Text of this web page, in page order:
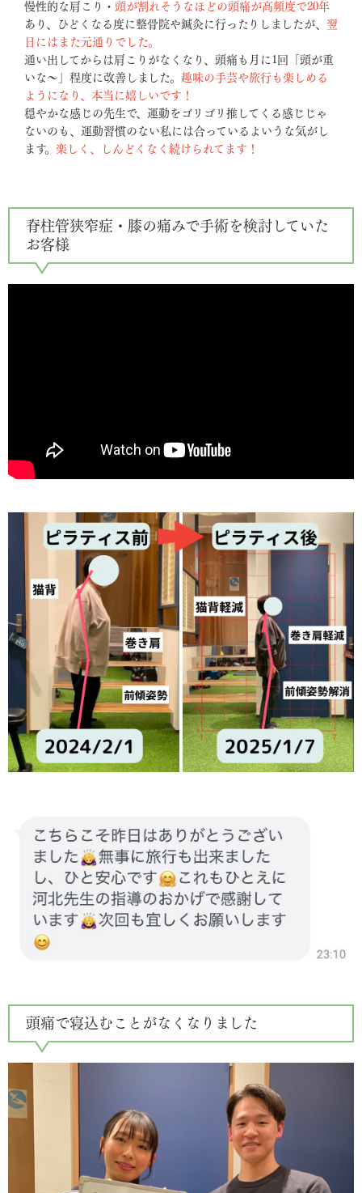
慢性的な肩こり・ 頭が割れそうなほどの頭痛が高頻度で20年
あり、ひどくなる度に整骨院や鍼灸に行ったりしましたが、 翌
日にはまた元通りでした。
通い出してからは肩こりがなくなり、頭痛も月に1回「頭が重
いな〜」程度に改善しました。 趣味の手芸や旅行も楽しめる
ようになり、本当に嬉しいです！
穏やかな感じの先生で、運動をゴリゴリ推してくる感じじゃ
ないのも、運動習慣のない私には合っているよいうな気がし
ます。 楽しく、しんどくなく続けられてます！
脊柱管狭窄症・膝の痛みで手術を検討していた
お客様
頭痛で寝込むことがなくなりました